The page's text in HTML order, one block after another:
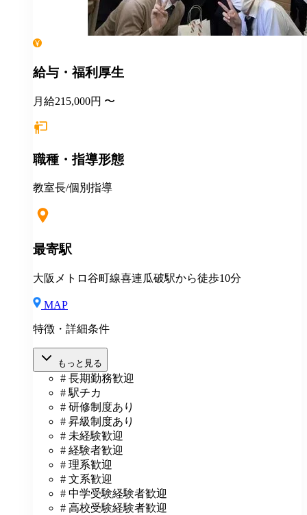
給与・福利厚生
月給215,000円 〜
職種・指導形態
教室長/個別指導
最寄駅
大阪メトロ谷町線喜連瓜破駅から徒歩10分
MAP
特徴・詳細条件
もっと見る
# 長期勤務歓迎
# 駅チカ
# 研修制度あり
# 昇級制度あり
# 未経験歓迎
# 経験者歓迎
# 理系歓迎
# 文系歓迎
# 中学受験経験者歓迎
# 高校受験経験者歓迎